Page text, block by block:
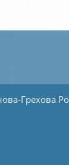
Грехова